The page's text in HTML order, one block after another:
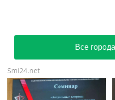
Все
Smi24.net